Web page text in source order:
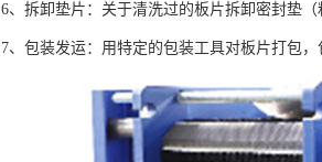
6、拆卸垫片：关于清洗过的板片拆卸密封垫（
7、包装发运：用特定的包装工具对板片打包